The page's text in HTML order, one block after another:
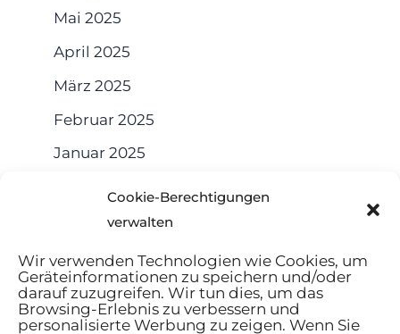
Cookie-Berechtigungen
verwalten
Wir verwenden Technologien wie Cookies, um
Geräteinformationen zu speichern und/oder
darauf zuzugreifen. Wir tun dies, um das
Browsing-Erlebnis zu verbessern und
personalisierte Werbung zu zeigen. Wenn Sie
Mai 2025
April 2025
März 2025
Februar 2025
Januar 2025
Dezember 2024
November 2024